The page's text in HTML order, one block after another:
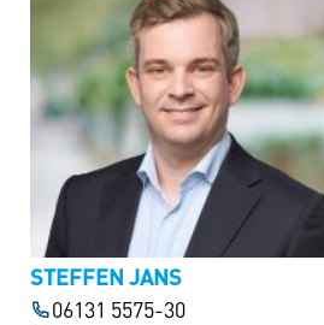
STEFFEN JANS
06131 5575-30